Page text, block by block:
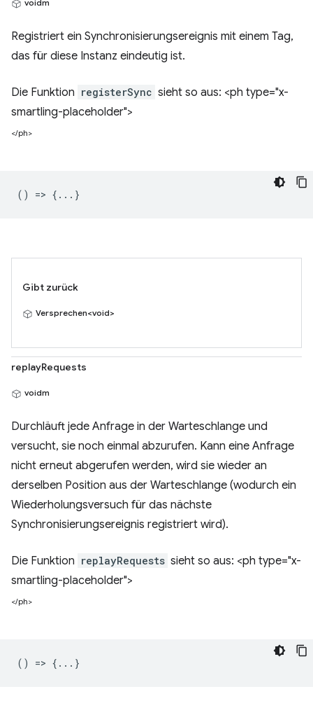
voidm
Registriert ein Synchronisierungsereignis mit einem Tag,
das für diese Instanz eindeutig ist.
Die Funktion registerSync sieht so aus: <ph type="x-
smartling-placeholder">
</ph>
() => {...}
Gibt zurück
Versprechen<void>
replayRequests
voidm
Durchläuft jede Anfrage in der Warteschlange und
versucht, sie noch einmal abzurufen. Kann eine Anfrage
nicht erneut abgerufen werden, wird sie wieder an
derselben Position aus der Warteschlange (wodurch ein
Wiederholungsversuch für das nächste
Synchronisierungsereignis registriert wird).
Die Funktion replayRequests sieht so aus: <ph type="x-
smartling-placeholder">
</ph>
() => {...}